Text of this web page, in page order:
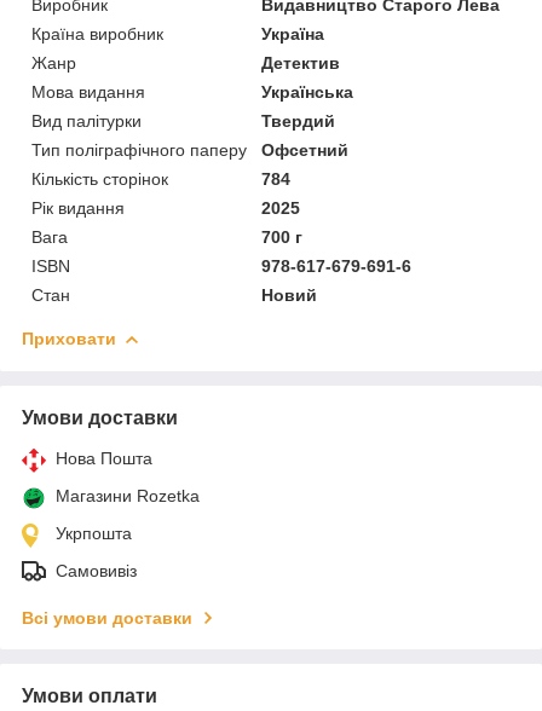
Виробник
Видавництво Старого Лева
Країна виробник
Україна
Жанр
Детектив
Мова видання
Українська
Вид палітурки
Твердий
Тип поліграфічного паперу
Офсетний
Кількість сторінок
784
Рік видання
2025
Вага
700 г
ISBN
978-617-679-691-6
Стан
Новий
Приховати
Умови доставки
Нова Пошта
Магазини Rozetka
Укрпошта
Самовивіз
Всі умови доставки
Умови оплати